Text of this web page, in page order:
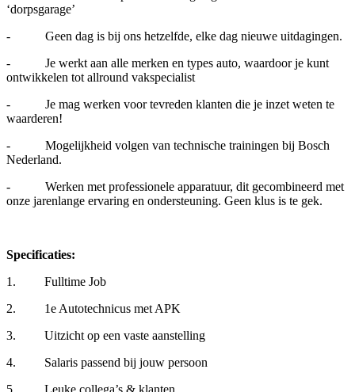
‘dorpsgarage’
- Geen dag is bij ons hetzelfde, elke dag nieuwe uitdagingen.
- Je werkt aan alle merken en types auto, waardoor je kunt
ontwikkelen tot allround vakspecialist
- Je mag werken voor tevreden klanten die je inzet weten te
waarderen!
- Mogelijkheid volgen van technische trainingen bij Bosch
Nederland.
- Werken met professionele apparatuur, dit gecombineerd met
onze jarenlange ervaring en ondersteuning. Geen klus is te gek.
Specificaties:
1. Fulltime Job
2. 1e Autotechnicus met APK
3. Uitzicht op een vaste aanstelling
4. Salaris passend bij jouw persoon